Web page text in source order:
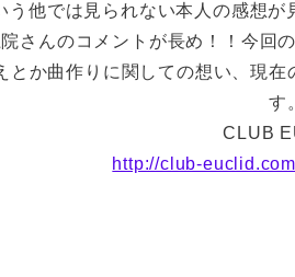
う他では見られない本人の感想
院さんのコメントが長め！
とか曲作りに関しての想い、現
す
CLUB
http://club-